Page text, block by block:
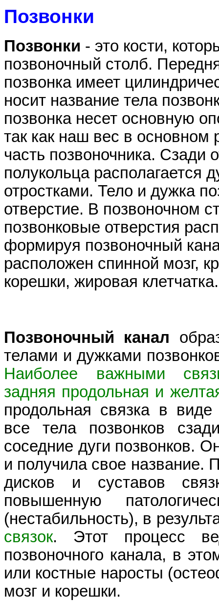
Позвонки
Позвонки - это кости,
позвоночный столб.
позвонка имеет
носит название тела
позвонка несет основную
так как наш вес в
часть позвоночника. Сзади
полукольца располагается
отростками. Тело и дужка
отверстие. В позвоночном
позвонковые отверстия
формируя позвоночный
расположен спинной мозг,
корешки, жировая клетчатка.
Позвоночный канал
телами и дужками
Наиболее важными
задняя продольная и
продольная связка в
все тела позвонков
соседние дуги позвонков.
и получила свое название.
дисков и суставов
повышенную
(нестабильность), в
связок. Этот процесс
позвоночного канала, в
или костные наросты
мозг и корешки.